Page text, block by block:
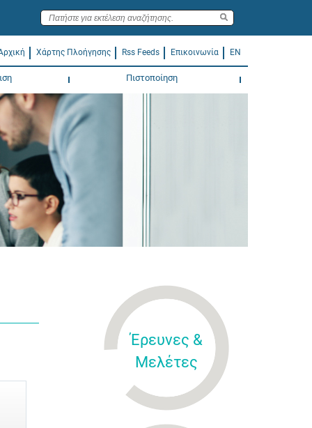
Χάρτης Πλοήγησης Rss Feeds Επικοινωνία EN
Πιστοποίηση
Έρευνες &
Μελέτες